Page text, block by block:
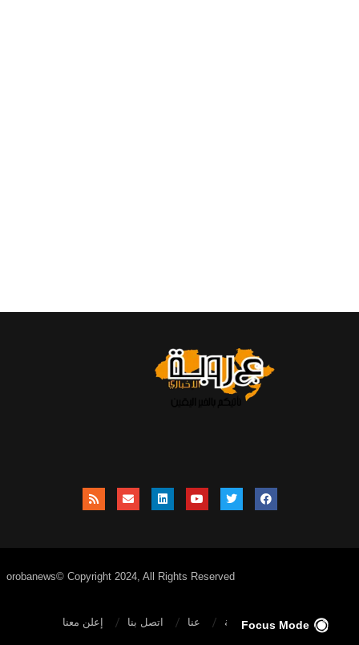
orobanews© Copyright 2024, All Rights Reserved
الصفحة الرئيسية عنا اتصل بنا إعلن معنا Focus Mode